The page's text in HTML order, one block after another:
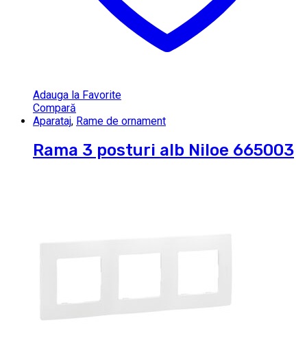
Adauga la Favorite
Compară
Aparataj, Rame de ornament
Rama 3 posturi alb Niloe 665003